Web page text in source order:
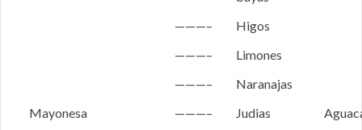
———–
Higos
———–
Limones
———–
Naranajas
Mayonesa
———– Judias